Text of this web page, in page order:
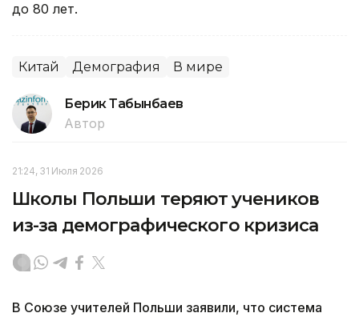
до 80 лет.
Китай Демография В мире
Берик Табынбаев
Автор
21:24, 31 Июля 2026
Школы Польши теряют учеников
из-за демографического кризиса
В Союзе учителей Польши заявили, что система